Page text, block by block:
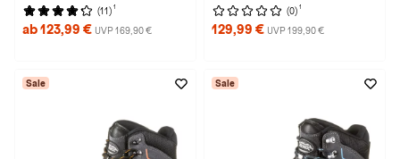
(11) 1
ab 123,99 € UVP 169,90 €
(0) 1
129,99 € UVP 199,90 €
Sale Sale